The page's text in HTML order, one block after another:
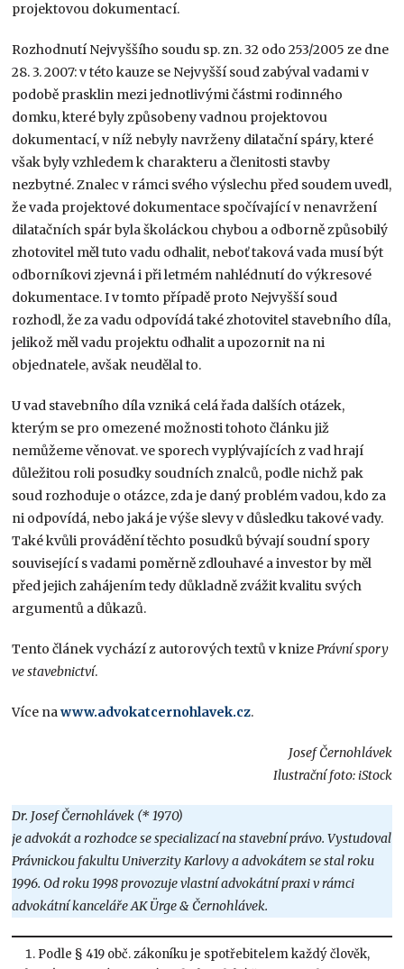
projektovou dokumentací.
Rozhodnutí Nejvyššího soudu sp. zn. 32 odo 253/2005 ze dne
28. 3. 2007: v této kauze se Nejvyšší soud zabýval vadami v
podobě prasklin mezi jednotlivými částmi rodinného
domku, které byly způsobeny vadnou projektovou
dokumentací, v níž nebyly navrženy dilatační spáry, které
však byly vzhledem k charakteru a členitosti stavby
nezbytné. Znalec v rámci svého výslechu před soudem uvedl,
že vada projektové dokumentace spočívající v nenavržení
dilatačních spár byla školáckou chybou a odborně způsobilý
zhotovitel měl tuto vadu odhalit, neboť taková vada musí být
odborníkovi zjevná i při letmém nahlédnutí do výkresové
dokumentace. I v tomto případě proto Nejvyšší soud
rozhodl, že za vadu odpovídá také zhotovitel stavebního díla,
jelikož měl vadu projektu odhalit a upozornit na ni
objednatele, avšak neudělal to.
U vad stavebního díla vzniká celá řada dalších otázek,
kterým se pro omezené možnosti tohoto článku již
nemůžeme věnovat. ve sporech vyplývajících z vad hrají
důležitou roli posudky soudních znalců, podle nichž pak
soud rozhoduje o otázce, zda je daný problém vadou, kdo za
ni odpovídá, nebo jaká je výše slevy v důsledku takové vady.
Také kvůli provádění těchto posudků bývají soudní spory
související s vadami poměrně zdlouhavé a investor by měl
před jejich zahájením tedy důkladně zvážit kvalitu svých
argumentů a důkazů.
Tento článek vychází z autorových textů v knizePrávní spory
ve stavebnictví.
Více nawww.advokatcernohlavek.cz.
Josef Černohlávek
Ilustrační foto: iStock
Dr. Josef Černohlávek (* 1970)
je advokát a rozhodce se specializací na stavební právo. Vystudoval
Právnickou fakultu Univerzity Karlovy a advokátem se stal roku
1996. Od roku 1998 provozuje vlastní advokátní praxi v rámci
advokátní kanceláře AK Ürge & Černohlávek.
Podle § 419 obč. zákoníku je spotřebitelem každý člověk,